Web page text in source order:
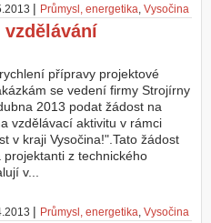
| Průmysl, energetika, Vysočina
přípravy projektové
se vedení firmy Strojírny
2013 podat žádost na
vzdělávací aktivitu v rámci
v kraji Vysočina!".Tato žádost
z technického
v...
| Průmysl, energetika, Vysočina